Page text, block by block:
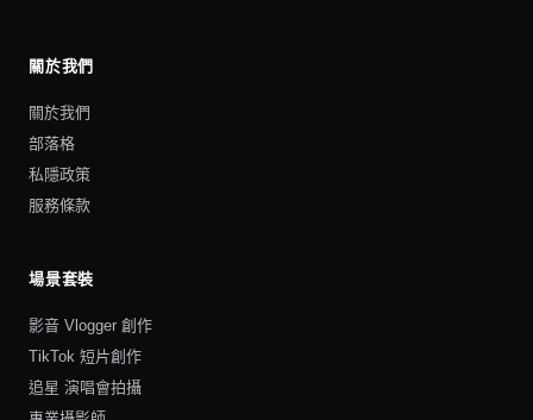
關於我們
關於我們
部落格
私隱政策
服務條款
場景套裝
影音 Vlogger 創作
TikTok 短片創作
追星 演唱會拍攝